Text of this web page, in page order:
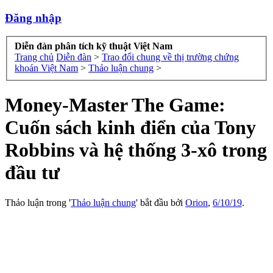
Đăng nhập
Diễn đàn phân tích kỹ thuật Việt Nam
Trang chủ Diễn đàn > Trao đổi chung về thị trường chứng
khoán Việt Nam > Thảo luận chung >
Money-Master The Game:
Cuốn sách kinh điển của Tony
Robbins và hệ thống 3-xô trong
đầu tư
Thảo luận trong 'Thảo luận chung' bắt đầu bởi Orion, 6/10/19.